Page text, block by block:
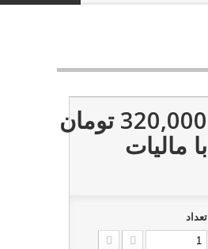
320,000 تومان
با ماليات
تعداد